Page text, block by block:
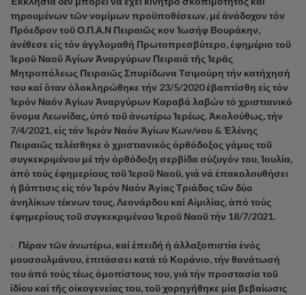
τηρουμένων τῶν νομίμων προϋποθέσεων, μέ ἀνάδοχον τόν
Πρόεδρον τοῦ Ο.Π.Α.Ν Πειραιῶς κον Ἰωσήφ Βουράκην,
ἀνέθεσε εἰς τόν ἀγγλομαθή Πρωτοπρεσβύτερο, ἐφημέριο τοῦ
Ἱεροῦ Ναοῦ Ἁγίων Ἀναργύρων Πειραιά τῆς Ἱερᾶς
Μητροπόλεως Πειραιῶς Σπυρίδωνα Τσιμούρη τήν κατήχησή
του καί ὅταν ὁλοκληρώθηκε τήν 23/5/2020 ἐβαπτίσθη εἰς τόν
Ἱερόν Ναόν Ἁγίων Ἀναργύρων Καραβά λαβών τό χριστιανικό
ὄνομα Λεωνίδας, ὑπό τοῦ ἀνωτέρω Ἱερέως. Ἀκολούθως, τήν
7/4/2021, εἰς τόν Ἱερόν Ναόν Ἁγίων Κων/νου & Ἑλένης
Πειραιῶς τελέσθηκε ὁ χριστιανικός ὀρθόδοξος γάμος τοῦ
συγκεκριμένου μέ τήν ὀρθόδοξη σερβίδα σύζυγόν του, Ἰουλία,
ἀπό τούς ἐφημερίους τοῦ Ἱεροῦ Ναοῦ, γιά νά ἐπακολουθήσει
ἡ βάπτισις εἰς τόν Ἱερόν Ναόν Ἁγίας Τριάδος τῶν δύο
ἀνηλίκων τέκνων τους, Λεονάρδου καί Αἰμιλίας, ἀπό τούς
ἐφημερίους τοῦ συγκεκριμένου Ἱεροῦ Ναοῦ τήν 18/7/2021.
Πέραν τῶν ἀνωτέρω, καί ἐπειδή ἡ ἀλλαξοπιστία ἑνός
μουσουλμάνου, ἐπιτάσσει κατά τό Κοράνιο, τήν θανάτωσή
του ἀπό τούς τέως ὁμοπίστους του, γιά τήν προστασία τοῦ
ἰδίου καί τῆς οἰκογενείας του, τοῦ χορηγήθηκε μία βεβαίωσις